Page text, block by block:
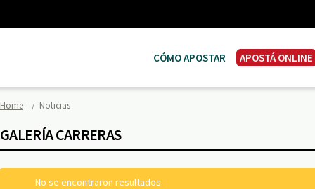
CÓMO APOSTAR APOSTÁ ONLINE
Home Noticias
GALERÍA CARRERAS
No se encontraron resultados